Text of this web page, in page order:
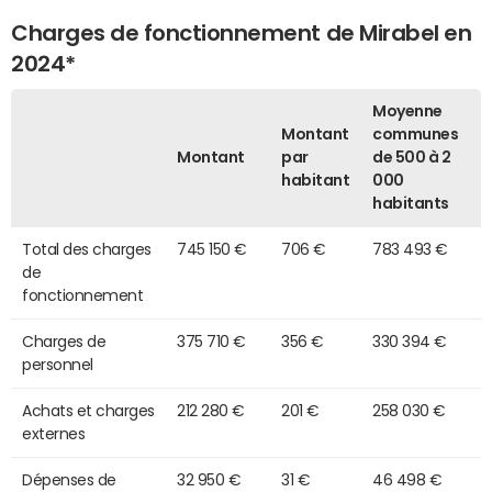
Charges de fonctionnement de Mirabel en
2024*
Montant
Montant
par
habitant
Moyenne
communes
de 500 à 2
000
habitants
Total des charges
de
fonctionnement
745 150 € 706 € 783 493 €
Charges de
personnel
375 710 € 356 € 330 394 €
Achats et charges
externes
212 280 € 201 € 258 030 €
Dépenses de 32 950 € 31 € 46 498 €